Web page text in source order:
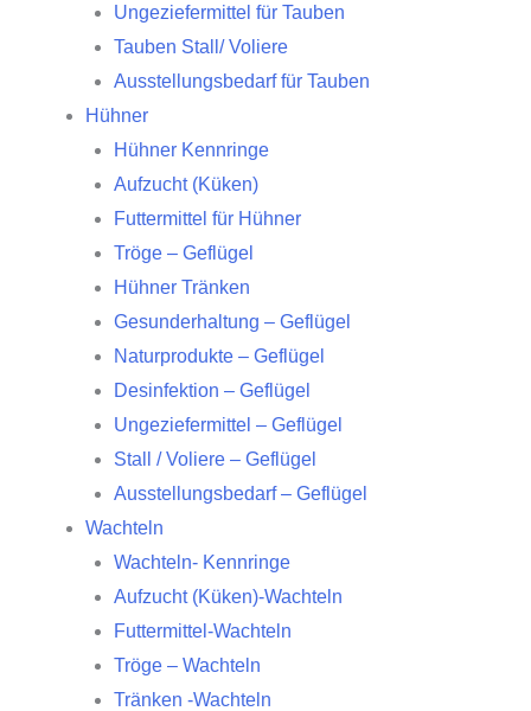
Ungeziefermittel für Tauben
Tauben Stall/ Voliere
Ausstellungsbedarf für Tauben
Hühner
Hühner Kennringe
Aufzucht (Küken)
Futtermittel für Hühner
Tröge – Geflügel
Hühner Tränken
Gesunderhaltung – Geflügel
Naturprodukte – Geflügel
Desinfektion – Geflügel
Ungeziefermittel – Geflügel
Stall / Voliere – Geflügel
Ausstellungsbedarf – Geflügel
Wachteln
Wachteln- Kennringe
Aufzucht (Küken)-Wachteln
Futtermittel-Wachteln
Tröge – Wachteln
Tränken -Wachteln